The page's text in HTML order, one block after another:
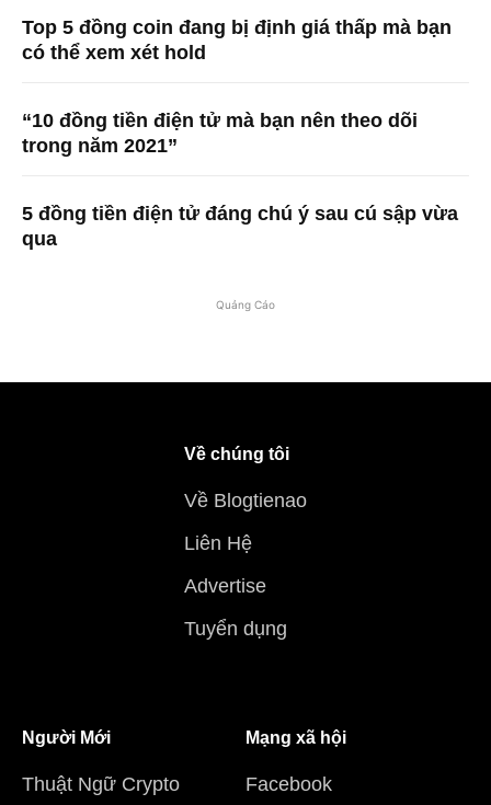
Top 5 đồng coin đang bị định giá thấp mà bạn
có thể xem xét hold
“10 đồng tiền điện tử mà bạn nên theo dõi
trong năm 2021”
5 đồng tiền điện tử đáng chú ý sau cú sập vừa
qua
Quảng Cáo
Về chúng tôi
Về Blogtienao
Liên Hệ
Advertise
Tuyển dụng
Người Mới
Thuật Ngữ Crypto
Mạng xã hội
Facebook